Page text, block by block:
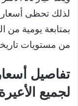
لذلك تحظى أسعار
بمتابعة يومية من
من مستويات
تفاصيل
لجميع